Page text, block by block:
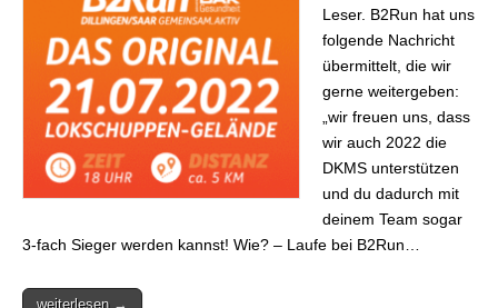
Leser. B2Run hat uns
folgende Nachricht
übermittelt, die wir
gerne weitergeben:
„wir freuen uns, dass
wir auch 2022 die
DKMS unterstützen
und du dadurch mit
deinem Team sogar
3-fach Sieger werden kannst! Wie? – Laufe bei B2Run…
weiterlesen →